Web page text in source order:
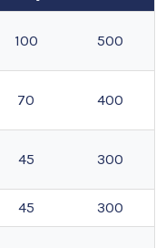
100 500
70 400
45 300
45 300